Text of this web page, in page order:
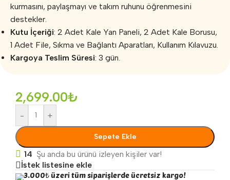
kurmasını, paylaşmayı ve takım ruhunu öğrenmesini
destekler.
Kutu İçeriği: 2 Adet Kale Yan Paneli, 2 Adet Kale Borusu,
1 Adet File, Sıkma ve Bağlantı Aparatları, Kullanım Kılavuzu.
Kargoya Teslim Süresi: 3 gün.
2,699.00₺
- +
Sepete Ekle
14 Şu anda bu ürünü izleyen kişiler var!
İstek listesine ekle
3.000₺ üzeri tüm siparişlerde ücretsiz kargo!